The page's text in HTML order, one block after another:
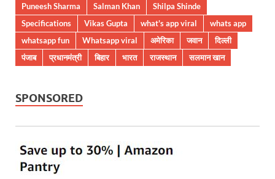
Puneesh Sharma
Salman Khan
Shilpa Shinde
Specifications
Vikas Gupta what's app viral
whats app
whatsapp fun
Whatsapp viral अमेरिका जवान
दिल्ली
पंजाब
प्रधानमंत्री बिहार भारत राजस्थान सलमान खान
SPONSORED